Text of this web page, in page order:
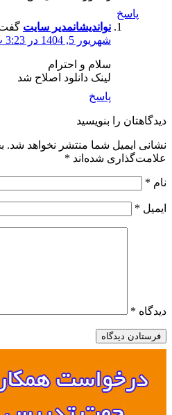
نواندیشانمدیر سایت گفت:
شهریور 5, 1404 در 3:23 ب.ظ
سلام و احترام
لینک دانلود اصلاح شد
را بنویسید
ایمیل شما منتشر نخواهد شد.
شده‌اند*
*
*